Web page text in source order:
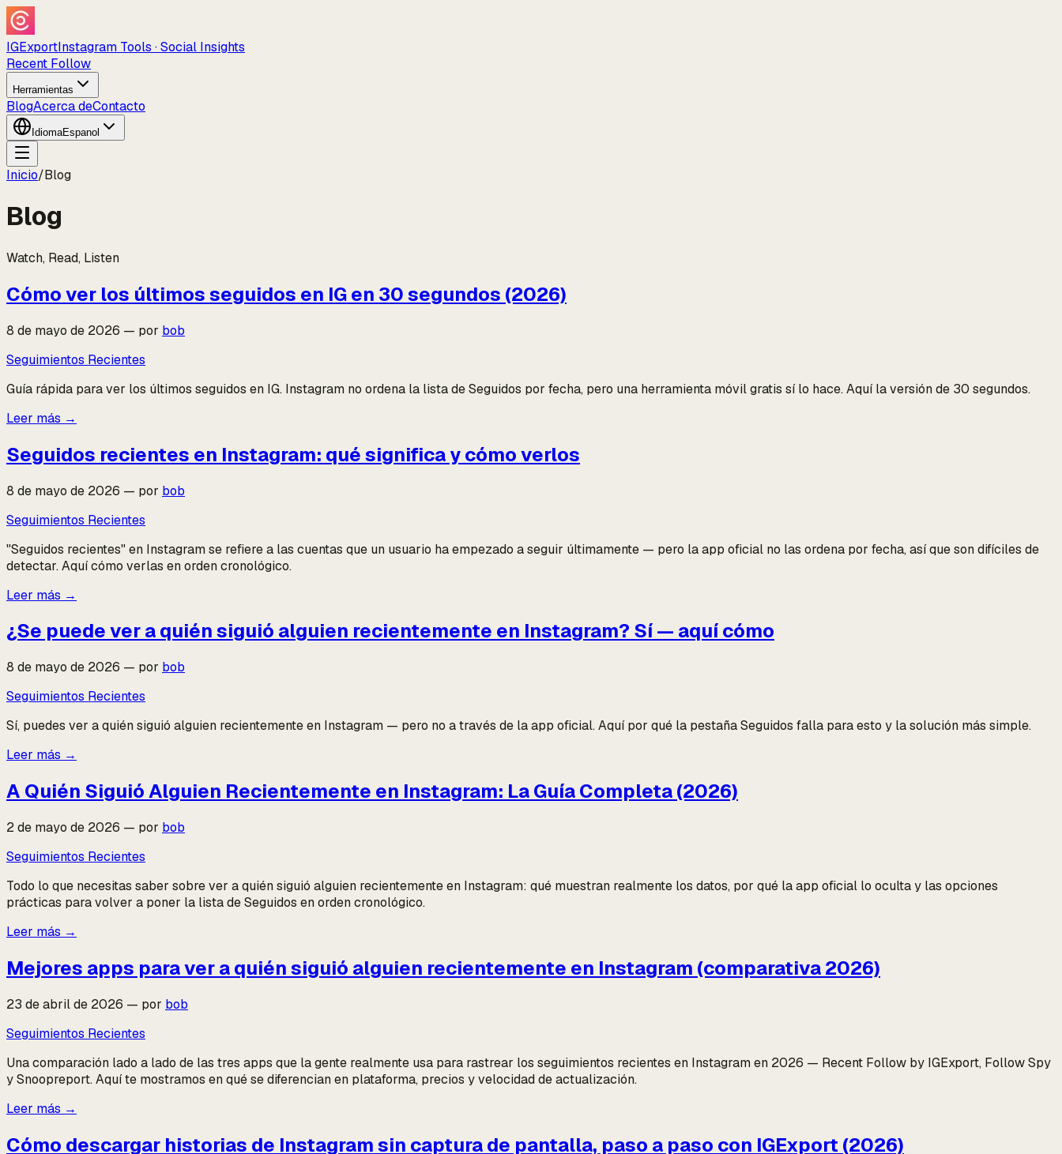
IGExportInstagram Tools · Social Insights
Recent Follow
Herramientas
BlogAcerca deContacto
IdiomaEspanol
Inicio/Blog
Blog
Watch, Read, Listen
Cómo ver los últimos seguidos en IG en 30 segundos (2026)
8 de mayo de 2026 — por bob
Seguimientos Recientes
Guía rápida para ver los últimos seguidos en IG. Instagram no ordena la lista de Seguidos por fecha, pero una herramienta móvil gratis sí lo hace. Aquí la versión de 30 segundos.
Leer más →
Seguidos recientes en Instagram: qué significa y cómo verlos
8 de mayo de 2026 — por bob
Seguimientos Recientes
"Seguidos recientes" en Instagram se refiere a las cuentas que un usuario ha empezado a seguir últimamente — pero la app oficial no las ordena por fecha, así que son difíciles de
detectar. Aquí cómo verlas en orden cronológico.
Leer más →
¿Se puede ver a quién siguió alguien recientemente en Instagram? Sí — aquí cómo
8 de mayo de 2026 — por bob
Seguimientos Recientes
Sí, puedes ver a quién siguió alguien recientemente en Instagram — pero no a través de la app oficial. Aquí por qué la pestaña Seguidos falla para esto y la solución más simple.
Leer más →
A Quién Siguió Alguien Recientemente en Instagram: La Guía Completa (2026)
2 de mayo de 2026 — por bob
Seguimientos Recientes
Todo lo que necesitas saber sobre ver a quién siguió alguien recientemente en Instagram: qué muestran realmente los datos, por qué la app oficial lo oculta y las opciones
prácticas para volver a poner la lista de Seguidos en orden cronológico.
Leer más →
Mejores apps para ver a quién siguió alguien recientemente en Instagram (comparativa 2026)
23 de abril de 2026 — por bob
Seguimientos Recientes
Una comparación lado a lado de las tres apps que la gente realmente usa para rastrear los seguimientos recientes en Instagram en 2026 — Recent Follow by IGExport, Follow Spy
y Snoopreport. Aquí te mostramos en qué se diferencian en plataforma, precios y velocidad de actualización.
Leer más →
Cómo descargar historias de Instagram sin captura de pantalla, paso a paso con IGExport (2026)